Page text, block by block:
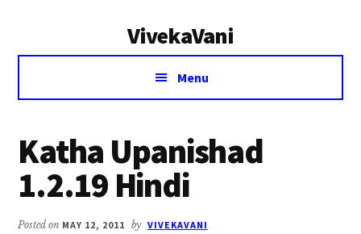
VivekaVani
Voice
Vivekananda
Menu
Katha Upanishad
1.2.19 Hindi
Posted on MAY 12, 2011 by VIVEKAVANI